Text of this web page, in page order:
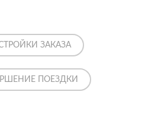
ЗАКАЗА
ПОЕЗДКИ